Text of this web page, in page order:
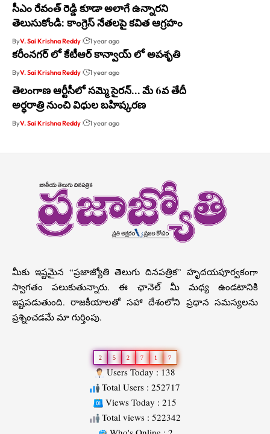
సీఎం రేవంత్ రెడ్డి కూడా అలాగే ఉన్నారని
తెలుసుకోండి: కాంగ్రెస్ నేతలపై కవిత ఆగ్రహం
ByV. Sai Krishna Reddy 1 year ago
కరీంనగర్ లో కేటీఆర్ కాన్వాయ్ లో అపశృతి
ByV. Sai Krishna Reddy 1 year ago
తెలంగాణ ఆర్టీసీలో సమ్మె సైరన్… మే 6వ తేదీ
అర్ధరాత్రి నుంచి విధుల బహిష్కరణ
ByV. Sai Krishna Reddy 1 year ago
మీకు ఇష్టమైన “ప్రజాజ్యోతి తెలుగు దినపత్రిక” హృదయపూర్వకంగా
స్వాగతం పలుకుతున్నారు. ఈ ఛానెల్ మీ మధ్య ఉండటానికి
ఇష్టపడుతుంది. రాజకీయాలతో సహా దేశంలోని ప్రధాన సమస్యలను
ప్రశ్నించడమే మా గుర్తింపు.
2 5 2 7 1 7
Users Today : 138
Total Users : 252717
Views Today : 215
Total views : 522342